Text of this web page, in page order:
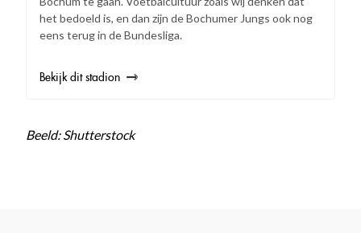
het bedoeld is, en dan zijn de Bochumer Jungs ook nog
eens terug in de Bundesliga.
Bekijk dit stadion
Beeld: Shutterstock